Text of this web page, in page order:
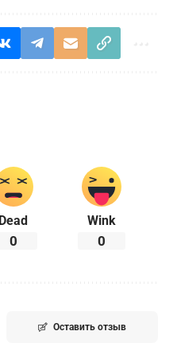
Dead
0
Wink
0
Оставить отзыв